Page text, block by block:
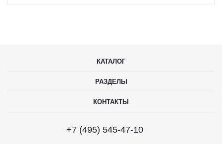
КАТАЛОГ
РАЗДЕЛЫ
КОНТАКТЫ
+7 (495) 545-47-10